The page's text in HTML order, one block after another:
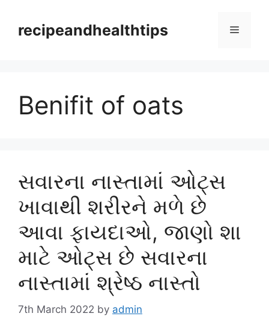
contentrecipeandhealthtips Menu
Benifit of oats
સવારના નાસ્તામાં ઓટ્સ
ખાવાથી શરીરને મળે છે
આવા ફાયદાઓ, જાણો શા
માટે ઓટ્સ છે સવારના
નાસ્તામાં શ્રેષ્ઠ નાસ્તો
7th March 2022 by admin